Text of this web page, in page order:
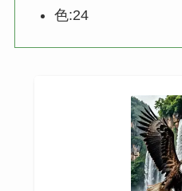
色:24